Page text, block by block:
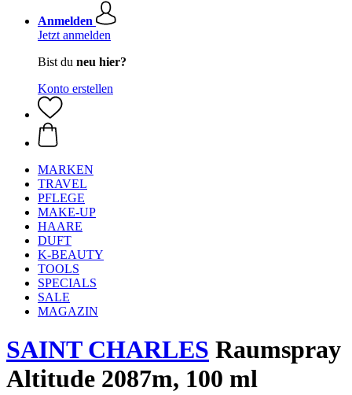
Anmelden
Jetzt anmelden
Bist du neu hier?
Konto erstellen
MARKEN
TRAVEL
PFLEGE
MAKE-UP
HAARE
DUFT
K-BEAUTY
TOOLS
SPECIALS
SALE
MAGAZIN
SAINT CHARLES Raumspray
Altitude 2087m, 100 ml